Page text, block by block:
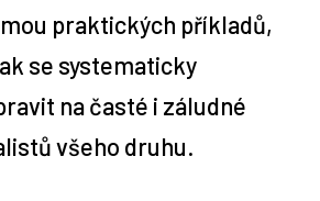
praktických příkladů,
se systematicky
na časté i záludné
všeho druhu.